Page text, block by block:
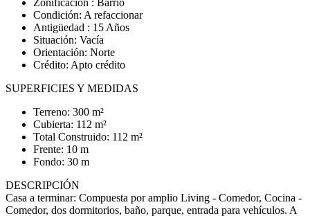
Zonificación : Barrio
Condición: A refaccionar
Antigüedad : 15 Años
Situación: Vacía
Orientación: Norte
Crédito: Apto crédito
SUPERFICIES Y MEDIDAS
Terreno: 300 m²
Cubierta: 112 m²
Total Construido: 112 m²
Frente: 10 m
Fondo: 30 m
DESCRIPCIÓN
Casa a terminar: Compuesta por amplio Living - Comedor, Cocina -
Comedor, dos dormitorios, baño, parque, entrada para vehículos. A